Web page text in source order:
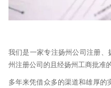
我们是一家专注扬州公司注册
州注册公司的且经扬州工商批准
多年来凭借众多的渠道和雄厚的